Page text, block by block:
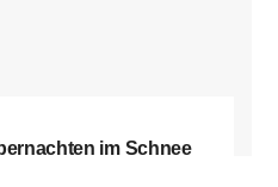
im Schnee